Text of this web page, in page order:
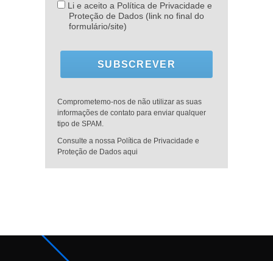
Li e aceito a Política de Privacidade e
Proteção de Dados (link no final do
formulário/site)
SUBSCREVER
Comprometemo-nos de não utilizar as suas
informações de contato para enviar qualquer
tipo de SPAM.
Consulte a nossa Política de Privacidade e
Proteção de Dados aqui